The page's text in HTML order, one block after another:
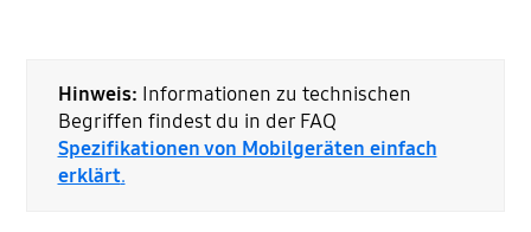
Hinweis: Informationen zu technischen
Begriffen findest du in der FAQ
Spezifikationen von Mobilgeräten einfach
erklärt.